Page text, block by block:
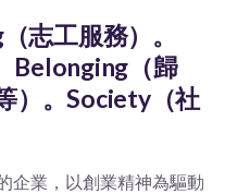
志工服務）。
Belonging（歸
）。Society（社
企業，以創業精神為驅動